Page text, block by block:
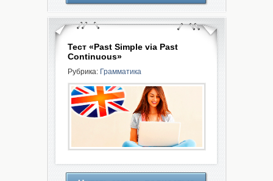
Тест «Past Simple via Past
Continuous»
Рубрика: Грамматика